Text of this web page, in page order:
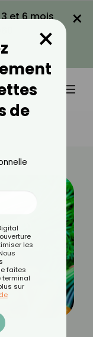
et 6 mois
×
de
×
les
faites
terminal
sur